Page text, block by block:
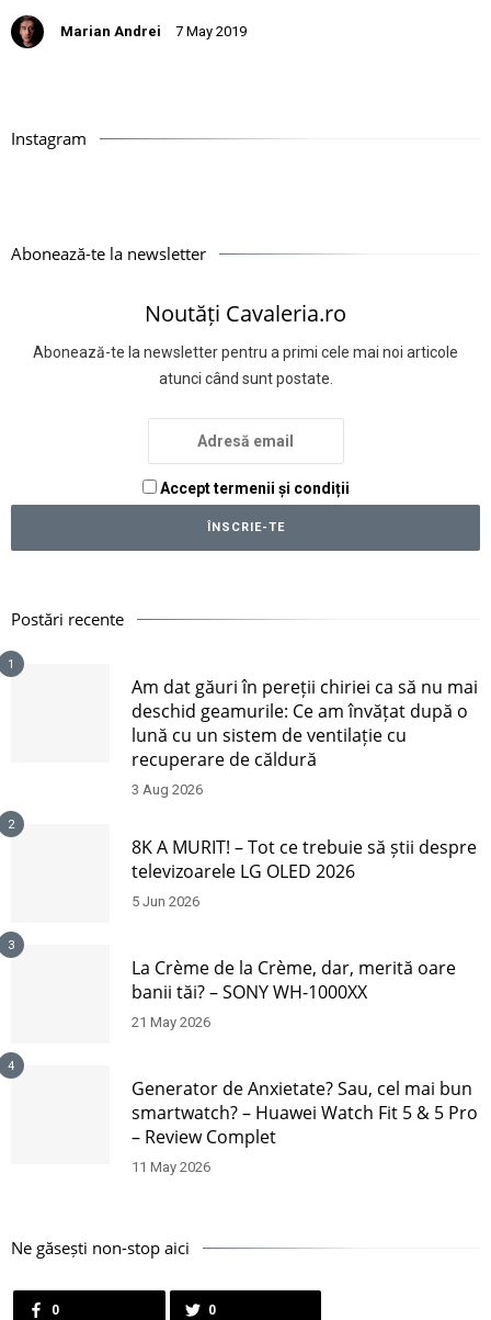
Marian Andrei 7 May 2019
Instagram
Abonează-te la newsletter
Noutăți Cavaleria.ro
Abonează-te la newsletter pentru a primi cele mai noi articole
atunci când sunt postate.
Accept termenii și condiții
Postări recente
1
Am dat găuri în pereții chiriei ca să nu mai
deschid geamurile: Ce am învățat după o
lună cu un sistem de ventilație cu
recuperare de căldură
3 Aug 2026
2
8K A MURIT! – Tot ce trebuie să știi despre
televizoarele LG OLED 2026
5 Jun 2026
3
La Crème de la Crème, dar, merită oare
banii tăi? – SONY WH-1000XX
21 May 2026
4
Generator de Anxietate? Sau, cel mai bun
smartwatch? – Huawei Watch Fit 5 & 5 Pro
– Review Complet
11 May 2026
Ne găsești non-stop aici
0 0